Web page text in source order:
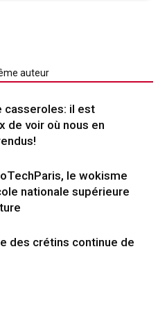
auteur
casseroles: il est
de voir où nous en
le wokisme
nationale supérieure
des crétins continue de